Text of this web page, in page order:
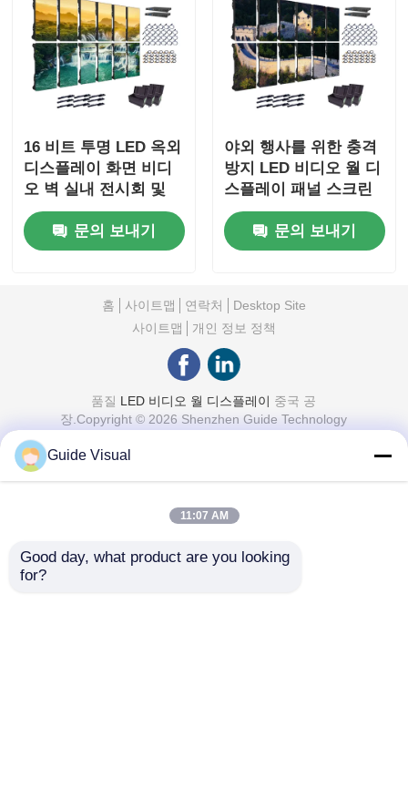
16 비트 투명 LED 옥외
디스플레이 화면 비디
오 벽 실내 전시회 및
쇼용
문의 보내기
야외 행사를 위한 충격
방지 LED 비디오 월 디
스플레이 패널 스크린
110V 1000nits
문의 보내기
홈 사이트맵 연락처
Desktop Site
사이트맵
개인 정보 정책
품질 LED 비디오 월 디스플레이 중국 공
장.Copyright © 2026 Shenzhen Guide Technology
Guide Visual
11:07 AM
Good day, what product are you looking
for?